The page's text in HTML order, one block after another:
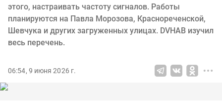
этого, настраивать частоту сигналов. Работы
планируются на Павла Морозова, Краснореченской,
Шевчука и других загруженных улицах. DVHAB изучил
весь перечень.
06:54, 9 июня 2026 г.